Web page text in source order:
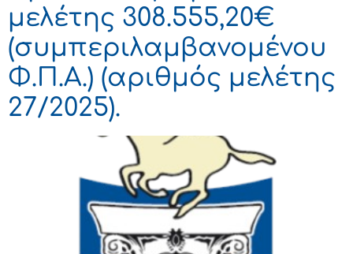
μελέτης 308.555,20€
(συμπεριλαμβανομένου
Φ.Π.Α.) (αριθμός μελέτης
27/2025).